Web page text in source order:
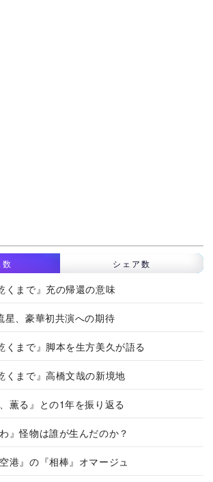
シェア数
くまで』充の帰還の意味
星、豪華初共演への期待
くまで』脚本を生方美久が語る
くまで』高橋文哉の新境地
薫る』との1年を振り返る
わ』怪物は誰が生んだのか？
港』の『相棒』オマージュ